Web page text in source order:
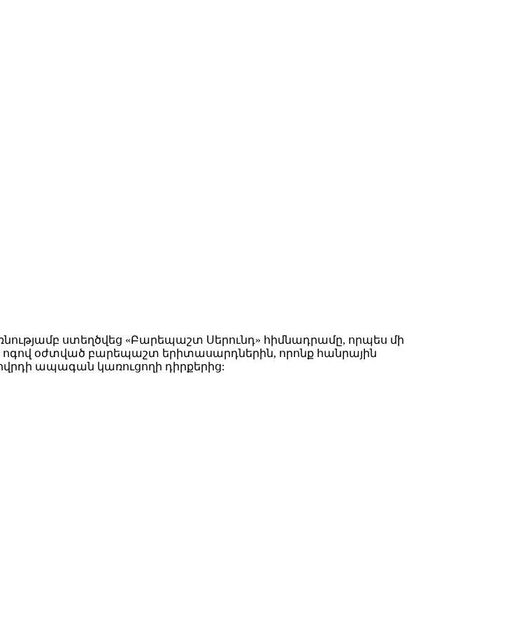
ստեղծվեց «Բարեպաշտ Սերունդ» հիմնադրամը, որպես մի
ոգով օժտված բարեպաշտ երիտասարդներին, որոնք հանրային
ապագան կառուցողի դիրքերից: